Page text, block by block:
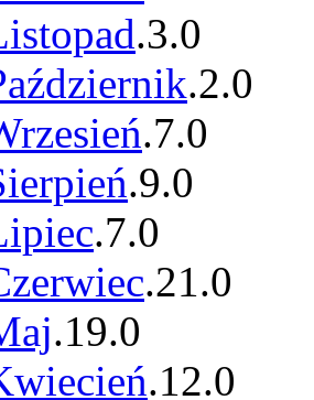
.3.0
.2.0
.7.0
.9.0
.7.0
.21.0
.19.0
.12.0